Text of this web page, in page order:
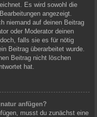
Es wird sowohl die
angezeigt.
niemand auf deinen Beitrag
oder Moderator deinen
falls sie es für nötig
Beitrag überarbeitet wurde.
Beitrag nicht löschen
hat.
anfügen?
musst du zunächst eine